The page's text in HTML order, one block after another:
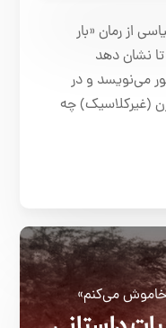
از رمان «بار
نشان دهد
می‌نویسد و در
(غیرکلاسیک) چه
خاموش می‌کنم»